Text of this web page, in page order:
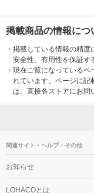
掲載商品の情報につ
・ 掲載している情報の精度
安全性、有用性を保証す
・ 現在ご覧になっているペ
れています。ページに記
は、直接各ストアにお問
関連サイト・ヘルプ・その他
お知らせ
LOHACOとは